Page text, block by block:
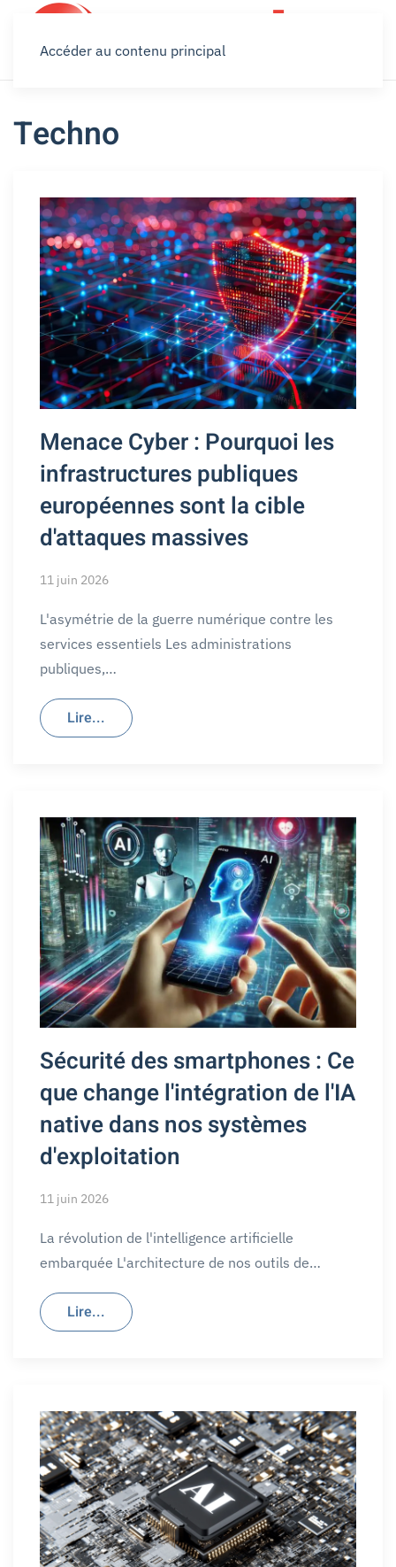
Accéder au contenu principal
Techno
Menace Cyber : Pourquoi les
infrastructures publiques
européennes sont la cible
d'attaques massives
11 juin 2026
L'asymétrie de la guerre numérique contre les
services essentiels Les administrations
publiques,…
Lire...
Sécurité des smartphones : Ce
que change l'intégration de l'IA
native dans nos systèmes
d'exploitation
11 juin 2026
La révolution de l'intelligence artificielle
embarquée L'architecture de nos outils de…
Lire...